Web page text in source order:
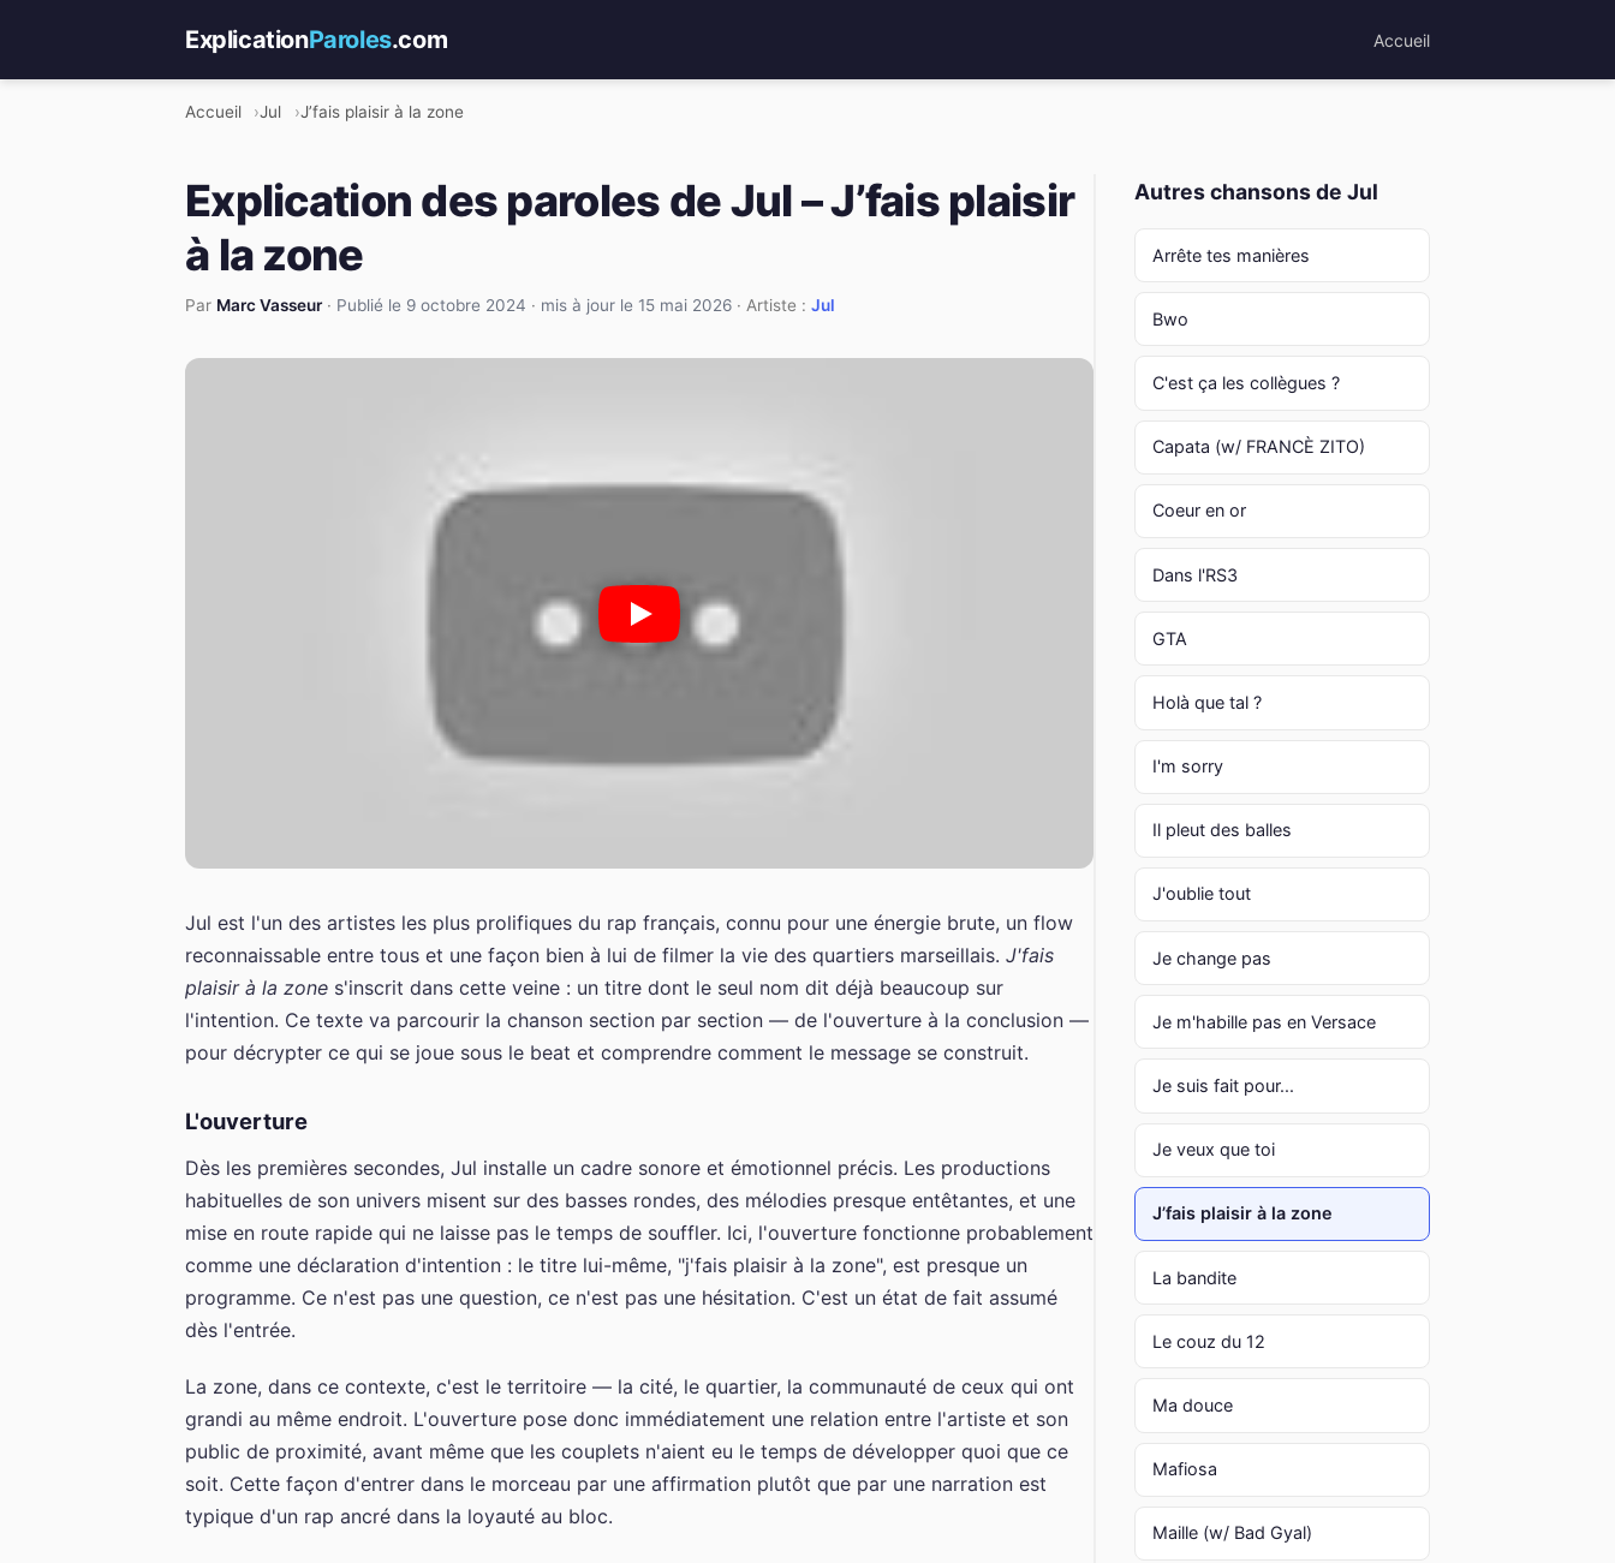
ExplicationParoles.com Accueil
Accueil Jul J’fais plaisir à la zone
Explication des paroles de Jul – J’fais plaisir
à la zone
Par Marc Vasseur· Publié le 9 octobre 2024 · mis à jour le 15 mai 2026 · Artiste : Jul
Jul est l'un des artistes les plus prolifiques du rap français, connu pour une énergie brute, un flow
reconnaissable entre tous et une façon bien à lui de filmer la vie des quartiers marseillais. J'fais
plaisir à la zone s'inscrit dans cette veine : un titre dont le seul nom dit déjà beaucoup sur
l'intention. Ce texte va parcourir la chanson section par section — de l'ouverture à la conclusion —
pour décrypter ce qui se joue sous le beat et comprendre comment le message se construit.
L'ouverture
Dès les premières secondes, Jul installe un cadre sonore et émotionnel précis. Les productions
habituelles de son univers misent sur des basses rondes, des mélodies presque entêtantes, et une
mise en route rapide qui ne laisse pas le temps de souffler. Ici, l'ouverture fonctionne probablement
comme une déclaration d'intention : le titre lui-même, "j'fais plaisir à la zone", est presque un
programme. Ce n'est pas une question, ce n'est pas une hésitation. C'est un état de fait assumé
dès l'entrée.
La zone, dans ce contexte, c'est le territoire — la cité, le quartier, la communauté de ceux qui ont
grandi au même endroit. L'ouverture pose donc immédiatement une relation entre l'artiste et son
public de proximité, avant même que les couplets n'aient eu le temps de développer quoi que ce
soit. Cette façon d'entrer dans le morceau par une affirmation plutôt que par une narration est
typique d'un rap ancré dans la loyauté au bloc.
Autres chansons de Jul
Arrête tes manières
Bwo
C'est ça les collègues ?
Capata (w/ FRANCÈ ZITO)
Coeur en or
Dans l'RS3
GTA
Holà que tal ?
I'm sorry
Il pleut des balles
J'oublie tout
Je change pas
Je m'habille pas en Versace
Je suis fait pour...
Je veux que toi
J’fais plaisir à la zone
La bandite
Le couz du 12
Ma douce
Mafiosa
Maille (w/ Bad Gyal)